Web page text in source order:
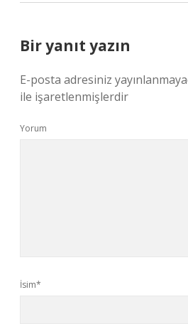
Bir yanıt yazın
E-posta adresiniz
ile işaretlenmişlerdir
Yorum
İsim*